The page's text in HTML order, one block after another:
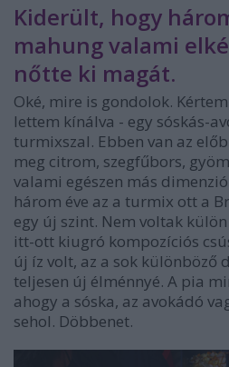
Kiderült, hogy
mahung valami
nőtte ki magát.
Oké, mire is gondolok.
lettem kínálva - egy sóskás-
turmixszal. Ebben van az
meg citrom, szegfűbors,
valami egészen más
három éve az a turmix ott a
egy új szint. Nem voltak
itt-ott kiugró kompozíciós
új íz volt, az a sok különböző
teljesen új élménnyé. A pia
ahogy a sóska, az avokádó
sehol. Döbbenet.